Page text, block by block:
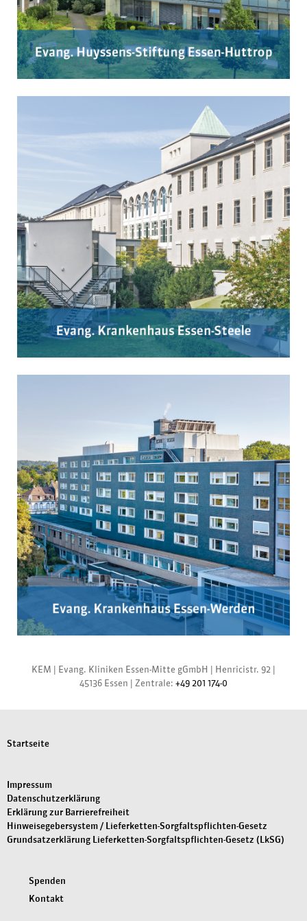
KEM | Evang. Kliniken Essen-Mitte gGmbH | Henricistr. 92 |
45136 Essen | Zentrale: +49 201 174-0
Startseite
Impressum
Datenschutzerklärung
Erklärung zur Barrierefreiheit
Hinweisegebersystem / Lieferketten-Sorgfaltspflichten-Gesetz
Grundsatzerklärung Lieferketten-Sorgfaltspflichten-Gesetz (LkSG)
Spenden
Kontakt